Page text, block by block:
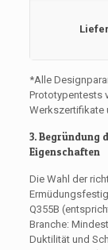
*Alle
Prototypentests
Werkszertifikate
3. Begründung
Eigenschaften
Die Wahl der
Q355B
Branche:
Duktilität und